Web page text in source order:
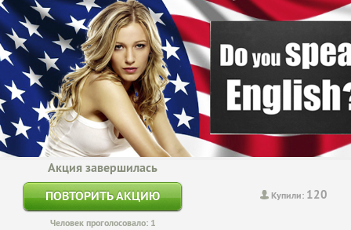
Купили: 120
Акция завершилась
ПОВТОРИТЬ АКЦИЮ
Человек проголосовало: 1